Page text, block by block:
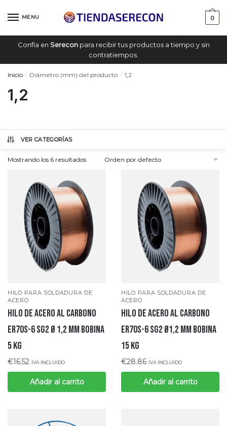
MENU 0
Confía en Sereconpara recibir tus productos a tiempo y sin
contratiempos.
Inicio / Diámetro (mm) del producto / 1,2
1,2
VER CATEGORÍAS
Mostrando los 6 resultados
HILO PARA SOLDADURA DE
ACERO
Hilo de acero al carbono
ER70S-6 SG2 Ø 1,2 MM bobina
5 KG
€16.52 IVA INCLUIDO
Añadir al carrito
HILO PARA SOLDADURA DE
ACERO
Hilo de acero al carbono
ER70S-6 SG2 Ø1,2 mm bobina
15 kg
€28.86 IVA INCLUIDO
Añadir al carrito